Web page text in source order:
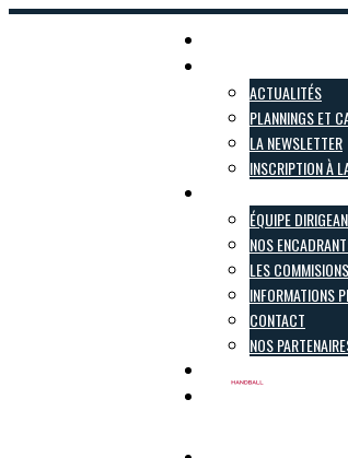
ACTUALITÉS
PLANNINGS ET
LA NEWSLETTER
INSCRIPTION À
ÉQUIPE
NOS
LES COMMISIONS
INFORMATIONS
CONTACT
NOS